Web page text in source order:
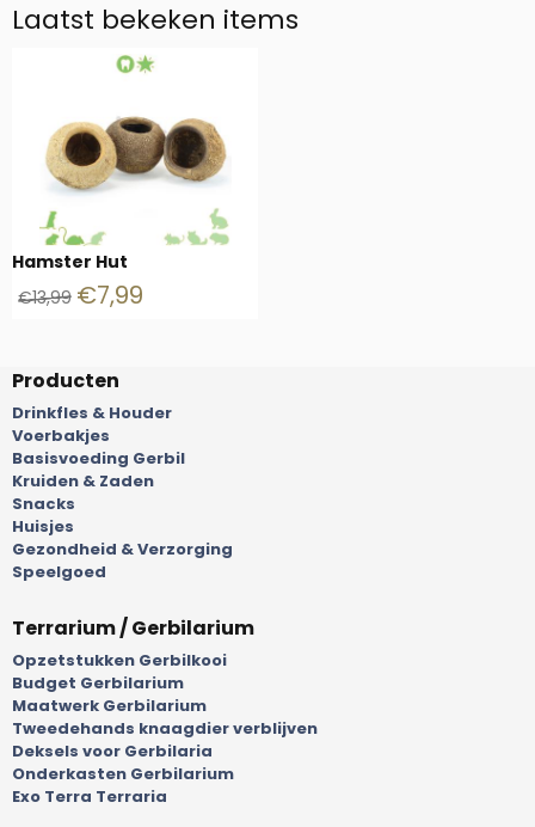
Laatst bekeken items
Hamster Hut
€13,99 €7,99
Producten
Drinkfles & Houder
Voerbakjes
Basisvoeding Gerbil
Kruiden & Zaden
Snacks
Huisjes
Gezondheid & Verzorging
Speelgoed
Terrarium / Gerbilarium
Opzetstukken Gerbilkooi
Budget Gerbilarium
Maatwerk Gerbilarium
Tweedehands knaagdier verblijven
Deksels voor Gerbilaria
Onderkasten Gerbilarium
Exo Terra Terraria